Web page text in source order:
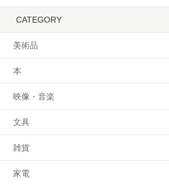
CATEGORY
美術品
本
映像・音楽
文具
雑貨
家電